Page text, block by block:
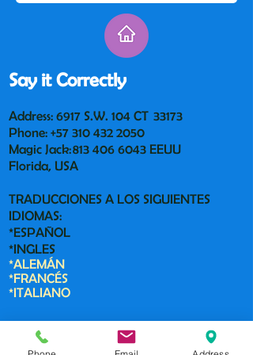
Say it Correctly
Address: 6917 S.W. 104 CT 33173
Phone: +57 310 432 2050
Magic Jack:813 406 6043 EEUU
Florida, USA
TRADUCCIONES A LOS SIGUIENTES
IDIOMAS:
*ESPAÑOL
*INGLES
*ALEMÁN
*FRANCÉS
*ITALIANO
Contact us: